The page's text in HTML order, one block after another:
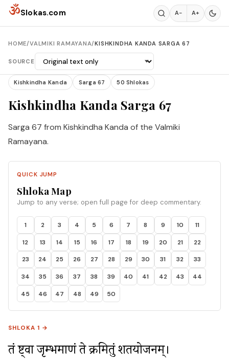
Skip to content
ॐSlokas.com A− A+
HOME/VALMIKI RAMAYANA/KISHKINDHA KANDA SARGA 67
SOURCE
Kishkindha Kanda Sarga 67 50 Shlokas
Kishkindha Kanda Sarga 67
Sarga 67 from Kishkindha Kanda of the Valmiki
Ramayana.
QUICK JUMP
Shloka Map
Jump to any verse; open full page for deep commentary.
1 2 3 4 5 6 7 8 9 10 11
12 13 14 15 16 17 18 19 20 21 22
23 24 25 26 27 28 29 30 31 32 33
34 35 36 37 38 39 40 41 42 43 44
45 46 47 48 49 50
SHLOKA 1 →
तं दृष्ट्वा जृम्भमाणं ते क्रमितुं शतयोजनम्।